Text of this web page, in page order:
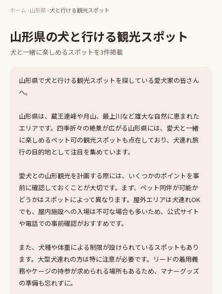
ホーム ›山形県›犬と行ける観光スポット
山形県の犬と行ける観光スポット
犬と一緒に楽しめるスポット を3件掲載
山形県で犬と行ける観光スポットを探している愛犬家の皆さん
へ。
山形県は、蔵王連峰や月山、最上川など雄大な自然に恵まれた
エリアです。四季折々の絶景が広がる山形県には、愛犬と一緒
に楽しめるペット可の観光スポットも点在しており、犬連れ旅
行の目的地として注目を集めています。
愛犬との山形観光を計画する際には、いくつかのポイントを事
前に確認しておくことが大切です。まず、ペット同伴が可能か
どうかはスポットによって異なります。屋外エリアは犬連れOK
でも、屋内施設への入場は不可な場合も多いため、公式サイト
や電話での事前確認がおすすめです。
また、犬種や体重による制限が設けられているスポットもあり
ます。大型犬連れの方は特に注意が必要です。リードの着用義
務やケージの持参が求められる場所もあるため、マナーグッズ
の準備も忘れずに。